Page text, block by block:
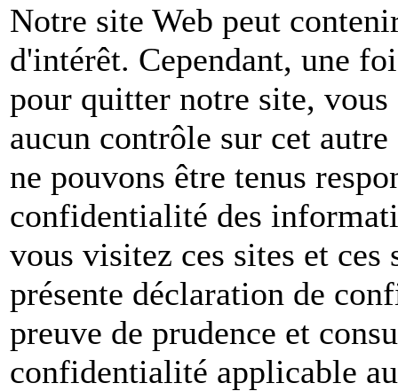
Notre site Web peut
d'intérêt. Cependant, une
pour quitter notre site, vous
aucun contrôle sur cet
ne pouvons être tenus
confidentialité des
vous visitez ces sites et ces
présente déclaration de
preuve de prudence et
confidentialité applicable